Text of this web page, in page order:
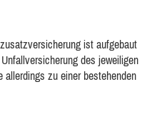
ist aufgebaut
des jeweiligen
zu einer bestehenden